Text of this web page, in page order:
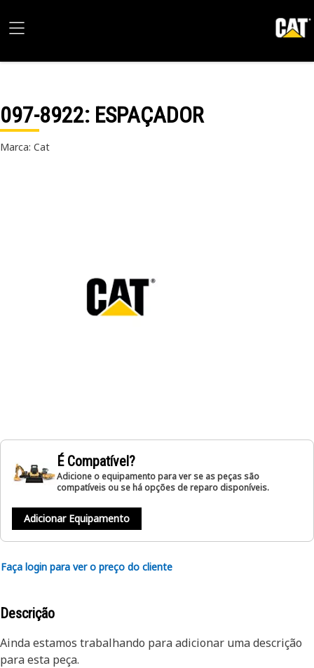
097-8922: ESPAÇADOR
Marca: Cat
É Compatível?
Adicione o equipamento para ver se as peças são
compatíveis ou se há opções de reparo disponíveis.
Adicionar Equipamento
Faça login para ver o preço do cliente
Descrição
Ainda estamos trabalhando para adicionar uma descrição
para esta peça.